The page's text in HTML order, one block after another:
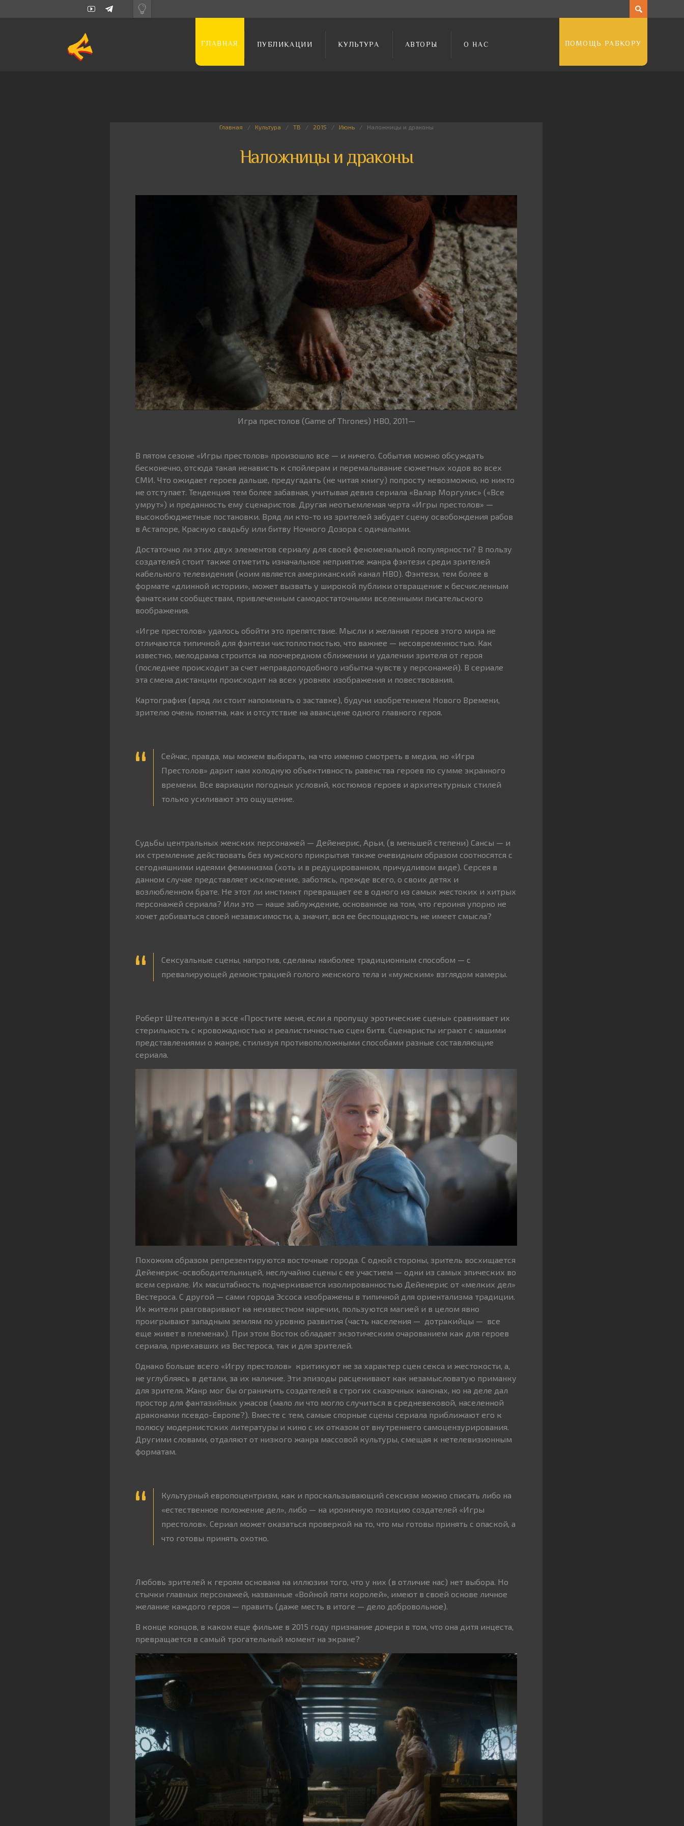
ГЛАВНАЯ ПУБЛИКАЦИИ КУЛЬТУРА АВТОРЫ О НАС ПОМОЩЬ РАБКОРУ
Главная Культура ТВ 2015 Июнь Наложницы и драконы
Наложницы и драконы
Игра престолов (Game of Thrones) HBO, 2011—
В пятом сезоне «Игры престолов» произошло все — и ничего. События можно обсуждать
бесконечно, отсюда такая ненависть к спойлерам и перемалывание сюжетных ходов во всех
СМИ. Что ожидает героев дальше, предугадать (не читая книгу) попросту невозможно, но никто
не отступает. Тенденция тем более забавная, учитывая девиз сериала «Валар Моргулис» («Все
умрут») и преданность ему сценаристов. Другая неотъемлемая черта «Игры престолов» —
высокобюджетные постановки. Вряд ли кто-то из зрителей забудет сцену освобождения рабов
в Астапоре, Красную свадьбу или битву Ночного Дозора с одичалыми.
Достаточно ли этих двух элементов сериалу для своей феноменальной популярности? В пользу
создателей стоит также отметить изначальное неприятие жанра фэнтези среди зрителей
кабельного телевидения (коим является американский канал HBO). Фэнтези, тем более в
формате «длинной истории», может вызвать у широкой публики отвращение к бесчисленным
фанатским сообществам, привлеченным самодостаточными вселенными писательского
воображения.
«Игре престолов» удалось обойти это препятствие. Мысли и желания героев этого мира не
отличаются типичной для фэнтези чистоплотностью, что важнее — несовременностью. Как
известно, мелодрама строится на поочередном сближении и удалении зрителя от героя
(последнее происходит за счет неправдоподобного избытка чувств у персонажей). В сериале
эта смена дистанции происходит на всех уровнях изображения и повествования.
Картография (вряд ли стоит напоминать о заставке), будучи изобретением Нового Времени,
зрителю очень понятна, как и отсутствие на авансцене одного главного героя.
Сейчас, правда, мы можем выбирать, на что именно смотреть в медиа, но «Игра
Престолов» дарит нам холодную объективность равенства героев по сумме экранного
времени. Все вариации погодных условий, костюмов героев и архитектурных стилей
только усиливают это ощущение.
Судьбы центральных женских персонажей — Дейенерис, Арьи, (в меньшей степени) Сансы — и
их стремление действовать без мужского прикрытия также очевидным образом соотносятся с
сегодняшними идеями феминизма (хоть и в редуцированном, причудливом виде). Серсея в
данном случае представляет исключение, заботясь, прежде всего, о своих детях и
возлюбленном брате. Не этот ли инстинкт превращает ее в одного из самых жестоких и хитрых
персонажей сериала? Или это — наше заблуждение, основанное на том, что героиня упорно не
хочет добиваться своей независимости, а, значит, вся ее беспощадность не имеет смысла?
Сексуальные сцены, напротив, сделаны наиболее традиционным способом — с
превалирующей демонстрацией голого женского тела и «мужским» взглядом камеры.
Роберт Штелтенпул в эссе «Простите меня, если я пропущу эротические сцены» сравнивает их
стерильность с кровожадностью и реалистичностью сцен битв. Сценаристы играют с нашими
представлениями о жанре, стилизуя противоположными способами разные составляющие
сериала.
Похожим образом репрезентируются восточные города. С одной стороны, зритель восхищается
Дейенерис-освободительницей, неслучайно сцены с ее участием — одни из самых эпических во
всем сериале. Их масштабность подчеркивается изолированностью Дейенерис от «мелких дел»
Вестероса. С другой — сами города Эссоса изображены в типичной для ориентализма традиции.
Их жители разговаривают на неизвестном наречии, пользуются магией и в целом явно
проигрывают западным землям по уровню развития (часть населения — дотракийцы — все
еще живет в племенах). При этом Восток обладает экзотическим очарованием как для героев
сериала, приехавших из Вестероса, так и для зрителей.
Однако больше всего «Игру престолов» критикуют не за характер сцен секса и жестокости, а,
не углубляясь в детали, за их наличие. Эти эпизоды расценивают как незамысловатую приманку
для зрителя. Жанр мог бы ограничить создателей в строгих сказочных канонах, но на деле дал
простор для фантазийных ужасов (мало ли что могло случиться в средневековой, населенной
драконами псевдо-Европе?). Вместе с тем, самые спорные сцены сериала приближают его к
полюсу модернистских литературы и кино с их отказом от внутреннего самоцензурирования.
Другими словами, отдаляют от низкого жанра массовой культуры, смещая к нетелевизионным
форматам.
Культурный европоцентризм, как и проскальзывающий сексизм можно списать либо на
«естественное положение дел», либо — на ироничную позицию создателей «Игры
престолов». Сериал может оказаться проверкой на то, что мы готовы принять с опаской, а
что готовы принять охотно.
Любовь зрителей к героям основана на иллюзии того, что у них (в отличие нас) нет выбора. Но
стычки главных персонажей, названные «Войной пяти королей», имеют в своей основе личное
желание каждого героя — править (даже месть в итоге — дело добровольное).
В конце концов, в каком еще фильме в 2015 году признание дочери в том, что она дитя инцеста,
превращается в самый трогательный момент на экране?